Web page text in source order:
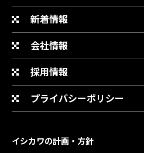
新着情報
会社情報
採用情報
プライバシーポリシー
イシカワの計画・方針